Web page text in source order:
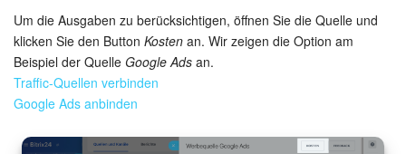
Messenger
Collabs
Projektgruppen
Kalender
Um die Ausgaben zu berücksichtigen, öffnen Sie die Quelle und
klicken Sie den Button Kosten an. Wir zeigen die Option am
Beispiel der Quelle Google Ads an.
Traffic-Quellen verbinden
Google Ads anbinden